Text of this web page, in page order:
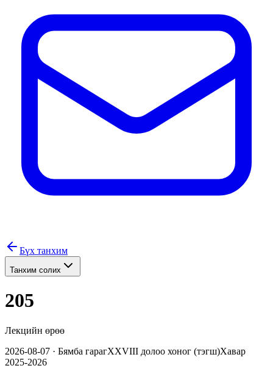
Бүх танхим
Танхим солих
205
Лекцийн өрөө
2026-08-07 · Бямба гарагXXVIII долоо хоног (тэгш)Хавар
2025-2026